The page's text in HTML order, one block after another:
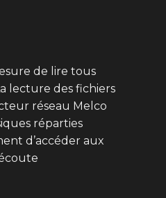
de lire tous
lecture des fichiers
réseau Melco
réparties
d’accéder aux